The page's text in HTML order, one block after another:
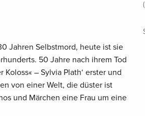
Jahren Selbstmord, heute ist sie
50 Jahre nach ihrem Tod
– Sylvia Plath‘ erster und
von einer Welt, die düster ist
und Märchen eine Frau um eine